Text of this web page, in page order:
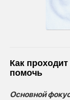
Как
помочь
Основной